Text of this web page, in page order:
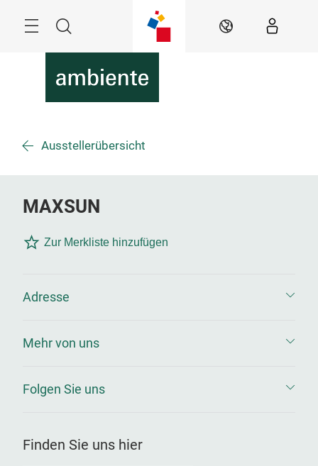
Suche DE
Ausstellerübersicht
MAXSUN
Zur Merkliste hinzufügen
Adresse
Mehr von uns
Folgen Sie uns
Finden Sie uns hier